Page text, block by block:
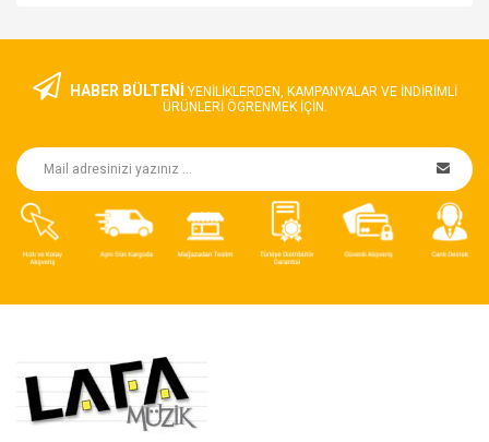
HABER BÜLTENİ YENILIKLERDEN, KAMPANYALAR VE INDIRIMLI
ÜRÜNLERI ÖGRENMEK IÇIN.